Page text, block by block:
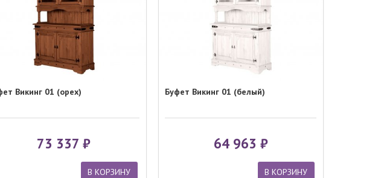
Викинг 01 (орех)
73 337
В КОРЗИНУ
Буфет Викинг 01 (белый)
64 963
В КОРЗИНУ